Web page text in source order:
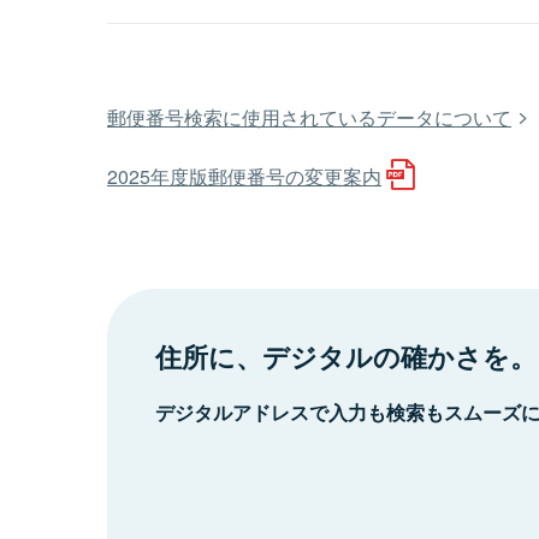
郵便番号検索に使用されているデータについて
2025年度版郵便番号の変更案内
住所に、デジタルの確かさを。
デジタルアドレスで入力も検索もスムーズ